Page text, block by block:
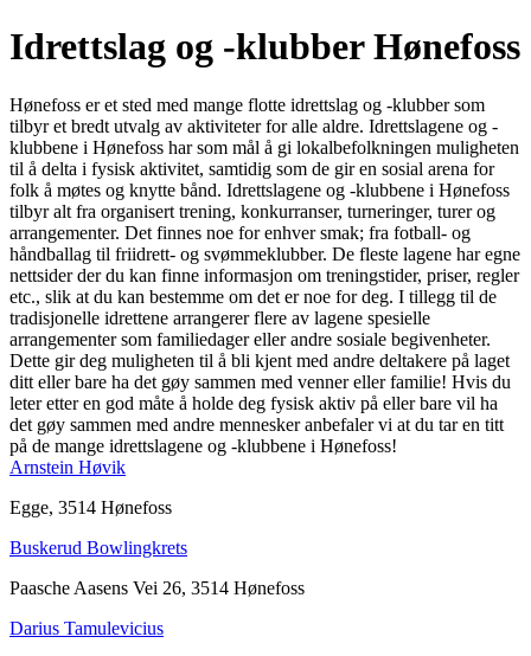
Idrettslag og -klubber Hønefoss
Hønefoss er et sted med mange flotte idrettslag og -klubber som
tilbyr et bredt utvalg av aktiviteter for alle aldre. Idrettslagene og -
klubbene i Hønefoss har som mål å gi lokalbefolkningen muligheten
til å delta i fysisk aktivitet, samtidig som de gir en sosial arena for
folk å møtes og knytte bånd. Idrettslagene og -klubbene i Hønefoss
tilbyr alt fra organisert trening, konkurranser, turneringer, turer og
arrangementer. Det finnes noe for enhver smak; fra fotball- og
håndballag til friidrett- og svømmeklubber. De fleste lagene har egne
nettsider der du kan finne informasjon om treningstider, priser, regler
etc., slik at du kan bestemme om det er noe for deg. I tillegg til de
tradisjonelle idrettene arrangerer flere av lagene spesielle
arrangementer som familiedager eller andre sosiale begivenheter.
Dette gir deg muligheten til å bli kjent med andre deltakere på laget
ditt eller bare ha det gøy sammen med venner eller familie! Hvis du
leter etter en god måte å holde deg fysisk aktiv på eller bare vil ha
det gøy sammen med andre mennesker anbefaler vi at du tar en titt
på de mange idrettslagene og -klubbene i Hønefoss!
Arnstein Høvik
Egge, 3514 Hønefoss
Buskerud Bowlingkrets
Paasche Aasens Vei 26, 3514 Hønefoss
Darius Tamulevicius